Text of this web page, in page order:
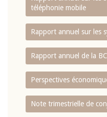
téléphonie mobile
Rapport annuel sur les
Rapport annuel de la
Perspectives
Note trimestrielle de